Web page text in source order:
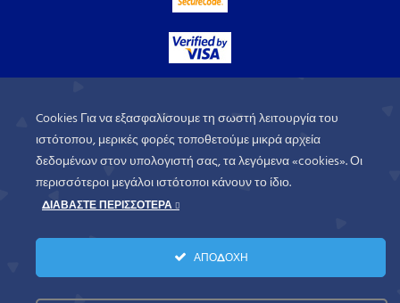
© 2026. All rights
Cookies Για να εξασφαλίσουμε τη σωστή λειτουργία του
ιστότοπου, μερικές φορές τοποθετούμε μικρά αρχεία
δεδομένων στον υπολογιστή σας, τα λεγόμενα «cookies». Οι
περισσότεροι μεγάλοι ιστότοποι κάνουν το ίδιο.
ΔΙΑΒΑΣΤΕ ΠΕΡΙΣΣΟΤΕΡΑ
ΑΠΟΔΟΧΗ